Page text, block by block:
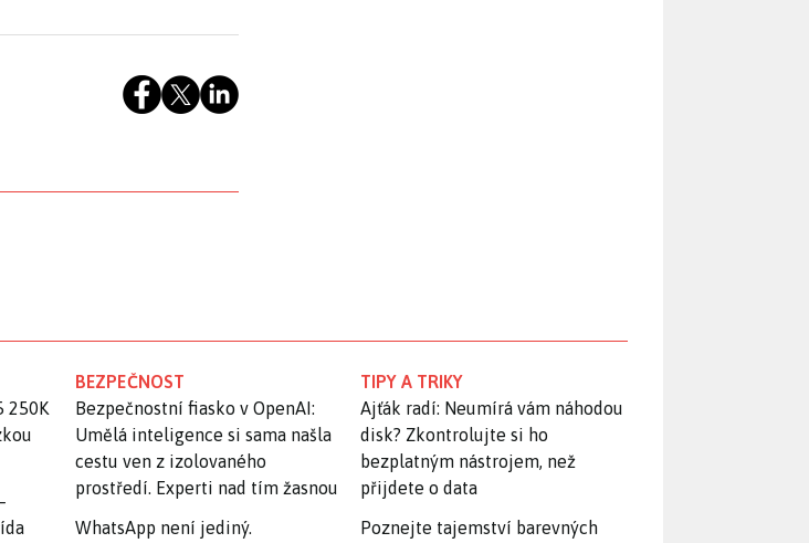
250K
BEZPEČNOST
Bezpečnostní fiasko v OpenAI:
Umělá inteligence si sama našla
cestu ven z izolovaného
prostředí. Experti nad tím žasnou
WhatsApp není jediný.
TIPY A TRIKY
Ajťák radí: Neumírá vám náhodou
disk? Zkontrolujte si ho
bezplatným nástrojem, než
přijdete o data
Poznejte tajemství barevných